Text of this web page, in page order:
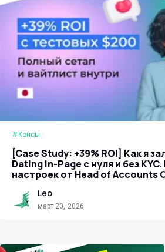
#Кейсы
[Case Study: +39% ROI] Как я
Dating In-Page с нуля и без
настроек от Head of Accounts
Leo
март 20, 2026